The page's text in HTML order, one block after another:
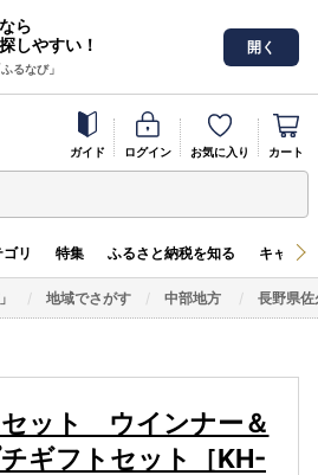
ら
しやすい！
るなび」
開く
ガイド ログイン お気に入り カート
リ 特集 ふるさと納税を知る キャン
地域でさがす 中部地方 長野県佐
ット ウインナー＆
ギフトセット［KH-